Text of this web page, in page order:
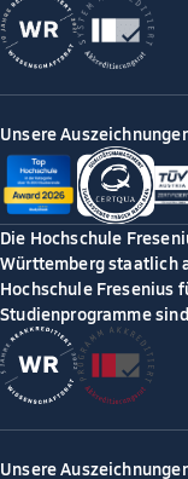
Unsere
Die Hochschule
Württemberg staatlich
Hochschule Fresenius
Studienprogramme
Unsere